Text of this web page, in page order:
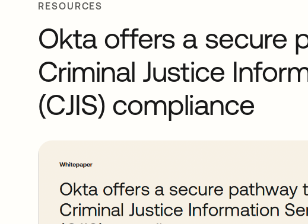
RESOURCES
Okta offers a secure
Criminal Justice
(CJIS) compliance